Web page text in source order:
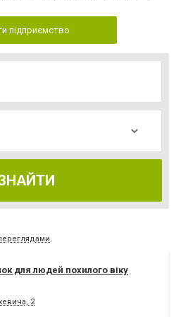
підприємство
для людей похилого віку
2